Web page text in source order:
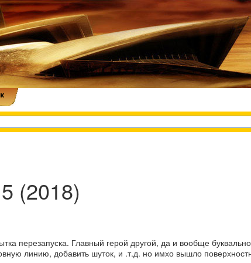
(2018)
перезапуска. Главный герой другой, да и вообще
линию, добавить шуток, и .т.д. но имхо вышло